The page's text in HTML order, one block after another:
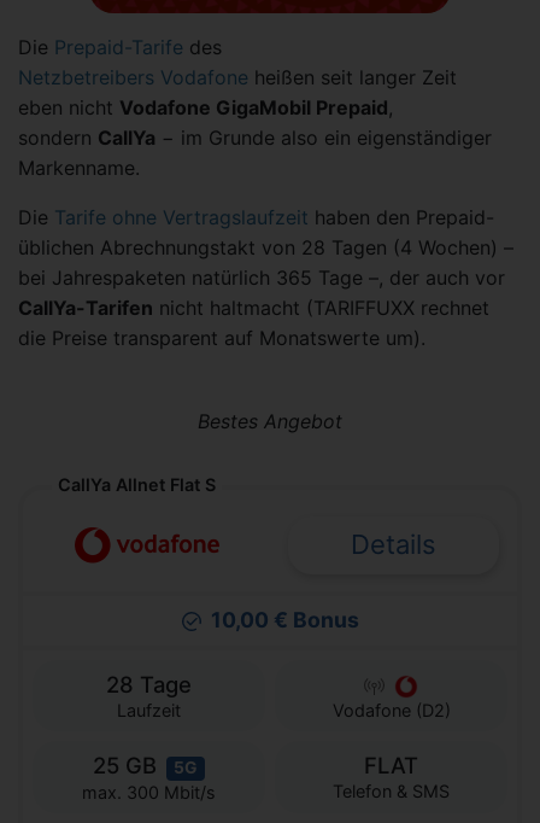
Die Prepaid-Tarife des
Netzbetreibers Vodafone heißen seit langer Zeit
eben nicht Vodafone GigaMobil Prepaid,
sondern CallYa − im Grunde also ein eigenständiger
Markenname.
Die Tarife ohne Vertragslaufzeit haben den Prepaid-
üblichen Abrechnungstakt von 28 Tagen (4 Wochen) –
bei Jahrespaketen natürlich 365 Tage –, der auch vor
CallYa-Tarifen nicht haltmacht (TARIFFUXX rechnet
die Preise transparent auf Monatswerte um).
Bestes Angebot
CallYa Allnet Flat S
Details
10,00 € Bonus
28 Tage
Laufzeit Vodafone (D2)
25 GB 5G
max. 300 Mbit/s
FLAT
Telefon & SMS